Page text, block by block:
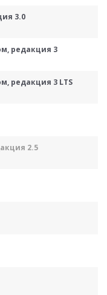
3.0
редакция 3
редакция 3 LTS
2.5